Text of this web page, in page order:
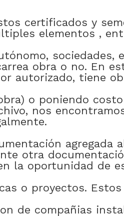
certificados y
elementos ,
, sociedades,
obra o no. En
autorizado, tiene
o poniendo costo
, nos
.
agregada
otra
la oportunidad de
o proyectos. Estos
de compañias